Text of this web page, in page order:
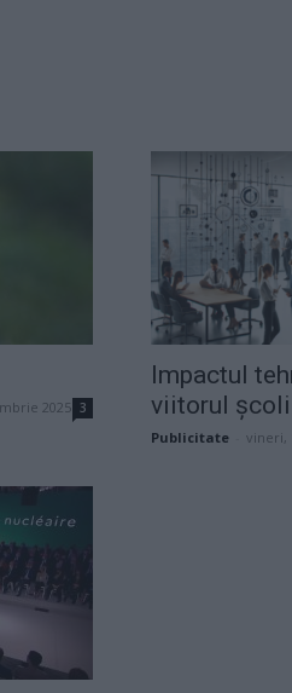
2025 3
Impactul
viitorul
Publicitate vineri,